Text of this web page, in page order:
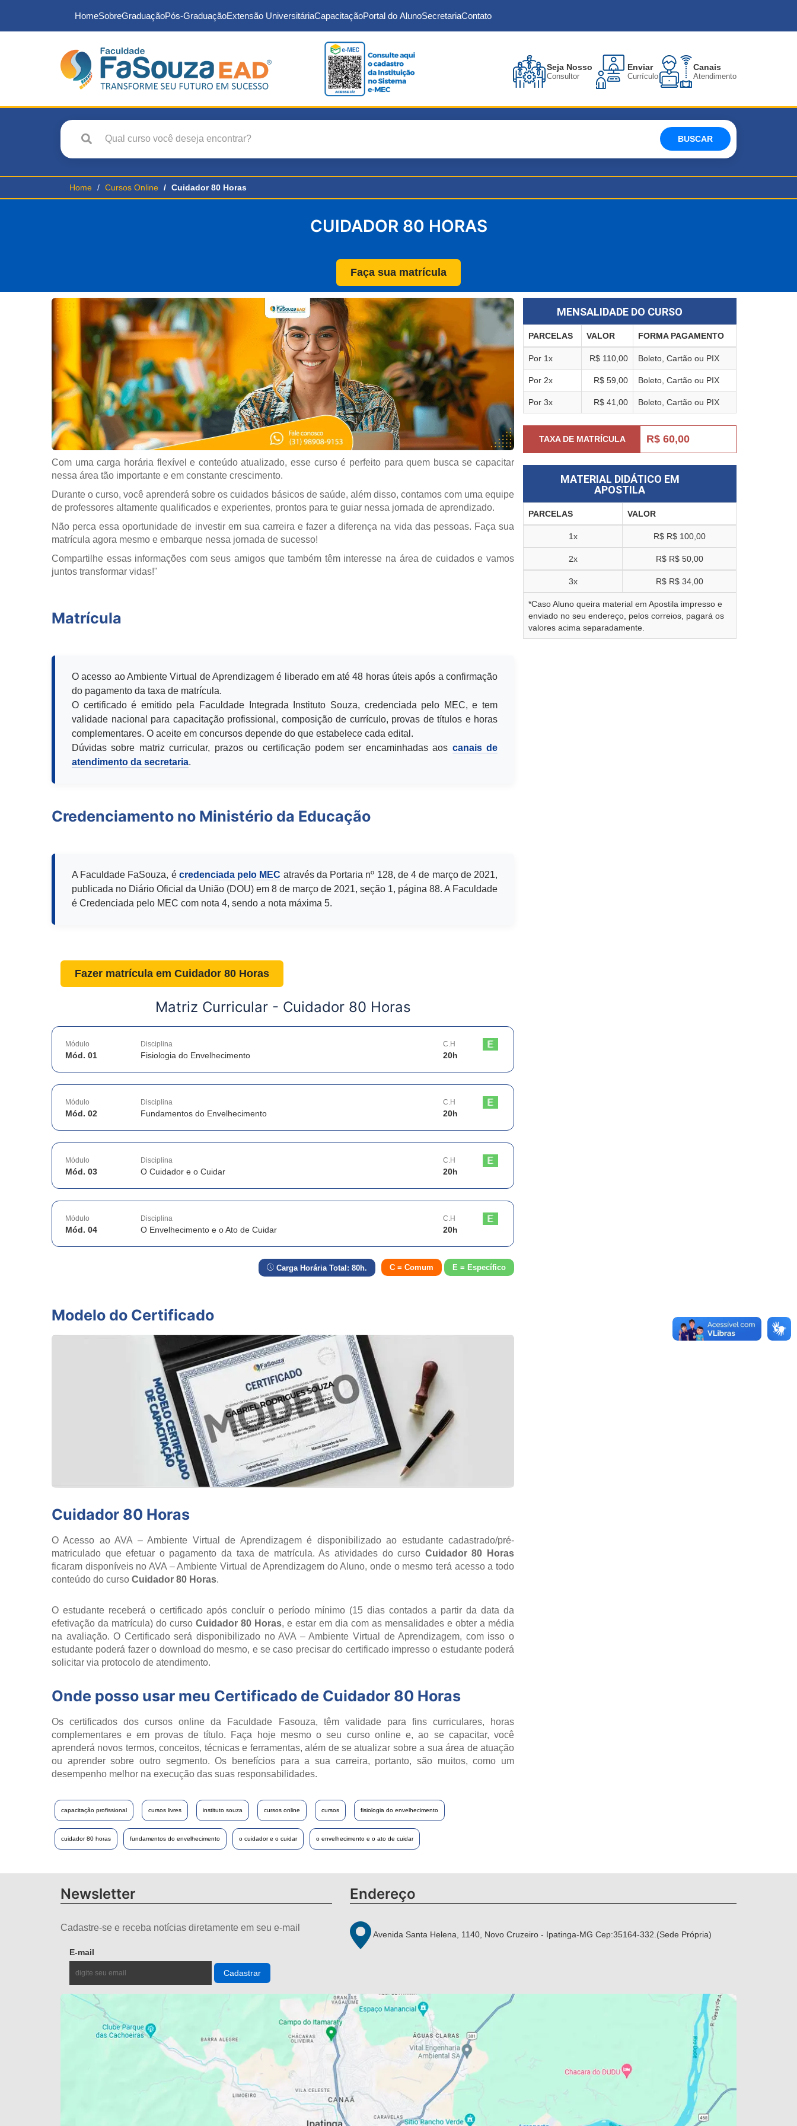
HomeSobreGraduaçãoPós-GraduaçãoExtensão UniversitáriaCapacitaçãoPortal do AlunoSecretariaContato
Seja Nosso
Consultor
Enviar
Currículo
Canais
Atendimento
BUSCAR
Home Cursos Online Cuidador 80 Horas
CUIDADOR 80 HORAS
Faça sua matrícula
Com uma carga horária flexível e conteúdo atualizado, esse curso é perfeito para quem busca se capacitar
nessa área tão importante e em constante crescimento.
Durante o curso, você aprenderá sobre os cuidados básicos de saúde, além disso, contamos com uma equipe
de professores altamente qualificados e experientes, prontos para te guiar nessa jornada de aprendizado.
Não perca essa oportunidade de investir em sua carreira e fazer a diferença na vida das pessoas. Faça sua
matrícula agora mesmo e embarque nessa jornada de sucesso!
Compartilhe essas informações com seus amigos que também têm interesse na área de cuidados e vamos
juntos transformar vidas!"
Matrícula
O acesso ao Ambiente Virtual de Aprendizagem é liberado em até 48 horas úteis após a confirmação
do pagamento da taxa de matrícula.
O certificado é emitido pela Faculdade Integrada Instituto Souza, credenciada pelo MEC, e tem
validade nacional para capacitação profissional, composição de currículo, provas de títulos e horas
complementares. O aceite em concursos depende do que estabelece cada edital.
Dúvidas sobre matriz curricular, prazos ou certificação podem ser encaminhadas aos canais de
atendimento da secretaria.
Credenciamento no Ministério da Educação
A Faculdade FaSouza, é credenciada pelo MEC através da Portaria nº 128, de 4 de março de 2021,
publicada no Diário Oficial da União (DOU) em 8 de março de 2021, seção 1, página 88. A Faculdade
é Credenciada pelo MEC com nota 4, sendo a nota máxima 5.
Fazer matrícula em Cuidador 80 Horas
Matriz Curricular - Cuidador 80 Horas
Módulo
Mód. 01
Disciplina
Fisiologia do Envelhecimento
C.H
20h
Módulo
Mód. 02
Disciplina
Fundamentos do Envelhecimento
C.H
20h
Módulo
Mód. 03
Disciplina
O Cuidador e o Cuidar
C.H
20h
Módulo
Mód. 04
Disciplina
O Envelhecimento e o Ato de Cuidar
C.H
20h
Carga Horária Total: 80h. C = Comum E = Específico
Modelo do Certificado
Cuidador 80 Horas
O Acesso ao AVA – Ambiente Virtual de Aprendizagem é disponibilizado ao estudante cadastrado/pré-
matriculado que efetuar o pagamento da taxa de matrícula. As atividades do curso Cuidador 80 Horas
ficaram disponíveis no AVA – Ambiente Virtual de Aprendizagem do Aluno, onde o mesmo terá acesso a todo
conteúdo do curso Cuidador 80 Horas.
O estudante receberá o certificado após concluír o período mínimo (15 dias contados a partir da data da
efetivação da matrícula) do curso Cuidador 80 Horas, e estar em dia com as mensalidades e obter a média
na avaliação. O Certificado será disponibilizado no AVA – Ambiente Virtual de Aprendizagem, com isso o
estudante poderá fazer o download do mesmo, e se caso precisar do certificado impresso o estudante poderá
solicitar via protocolo de atendimento.
Onde posso usar meu Certificado de Cuidador 80 Horas
Os certificados dos cursos online da Faculdade Fasouza, têm validade para fins curriculares, horas
complementares e em provas de título. Faça hoje mesmo o seu curso online e, ao se capacitar, você
aprenderá novos termos, conceitos, técnicas e ferramentas, além de se atualizar sobre a sua área de atuação
ou aprender sobre outro segmento. Os benefícios para a sua carreira, portanto, são muitos, como um
desempenho melhor na execução das suas responsabilidades.
capacitação profissional cursos livres instituto souza cursos online cursos fisiologia do envelhecimento
cuidador 80 horas fundamentos do envelhecimento o cuidador e o cuidar o envelhecimento e o ato de cuidar
MENSALIDADE DO CURSO
PARCELAS VALOR FORMA PAGAMENTO
Por 1x R$ 110,00 Boleto, Cartão ou PIX
Por 2x R$ 59,00 Boleto, Cartão ou PIX
Por 3x R$ 41,00 Boleto, Cartão ou PIX
TAXA DE MATRÍCULA R$ 60,00
MATERIAL DIDÁTICO EM
APOSTILA
PARCELAS VALOR
1x R$ R$ 100,00
2x R$ R$ 50,00
3x R$ R$ 34,00
*Caso Aluno queira material em Apostila impresso e
enviado no seu endereço, pelos correios, pagará os
valores acima separadamente.
Newsletter
Cadastre-se e receba notícias diretamente em seu e-mail
E-mail
Endereço
Avenida Santa Helena, 1140, Novo Cruzeiro - Ipatinga-MG Cep:35164-332.(Sede Própria)